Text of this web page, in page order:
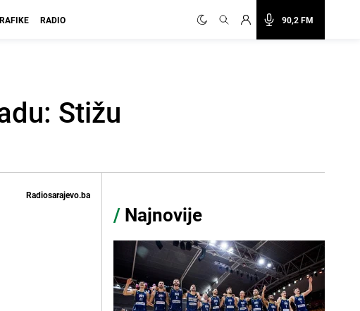
90,2 FM
RADIO
Stižu
Radiosarajevo.ba
/ Najnovije